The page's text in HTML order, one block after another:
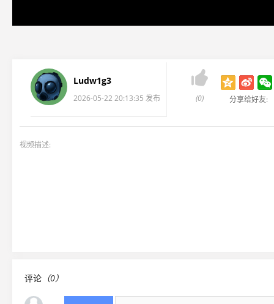
Ludw1g3
2026-05-22 20:13:35 发布

(0) 分享给好友:
视频描述:
评论 （0）